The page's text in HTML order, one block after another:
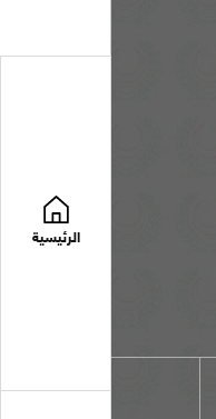
الرئيسية